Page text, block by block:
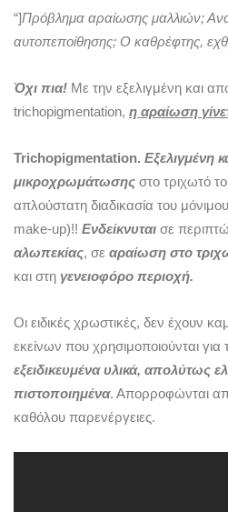
“]Πρόβλημα αραίωσης μαλλιών;
αυτοπεποίθησης; Ο καθρέφτης,
Όχι πια! Με την εξελιγμένη και
trichopigmentation, η αραίωση
Trichopigmentation. Εξελιγμένη
μικροχρωμάτωσης στο τριχωτό
απλούστατη διαδικασία του
make-up)!! Ενδείκνυται σε
αλωπεκίας, σε αραίωση στο
και στη γενειοφόρο περιοχή.
Οι ειδικές χρωστικές, δεν έχουν
εκείνων που χρησιμοποιούνται για
εξειδικευμένα υλικά, απολύτως
πιστοποιημένα. Απορροφώνται
καθόλου παρενέργειες.